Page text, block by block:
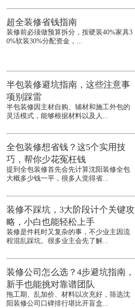
超全装修省钱指南
装修前必须做预算拆分，按硬装40%家具3
0%软装30%分配资金，...
半包装修避坑指南，这些注意事
项别踩雷
半包装修因主材自购、辅材和施工外包的
灵活模式，能够根据材料以及人...
全包装修想省钱？这5个实用技
巧，帮你少花冤枉钱
提到全包装修首先会先计算沈阳装修全包
大概多少钱一平，很多人觉得省...
装修不踩坑，3大阶段计个关键攻
略，小白也能轻松上手
装修是件耗时又复杂的事，不少业主因流
程混乱踩坑。很多业主会先了解...
装修公司怎么选？4步避坑指南，
新手也能挑对靠谱团队
拖工期、乱加价、材料以次充好，筛选沈
阳装修公司口碑排行堪比开盲盒...